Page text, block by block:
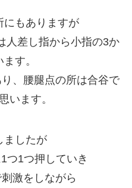
にもありますが
人差し指から小指の3か
す。
、腰腿点の所は合谷で
います。
ましたが
つ1つ押していき
激をしながら